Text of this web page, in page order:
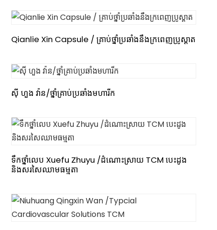
Qianlie Xin Capsule / គ្រាប់ថ្នាំប្រឆាំងនឹងក្រពេញប្រូស្តាត
ស៊ី ហួង វ៉ាន/ថ្នាំគ្រាប់ប្រឆាំងមហារីក
ទឹកថ្នាំលេប Xuefu Zhuyu /ដំណោះស្រាយ TCM បេះដូង
និងសរសៃឈាមធម្មតា